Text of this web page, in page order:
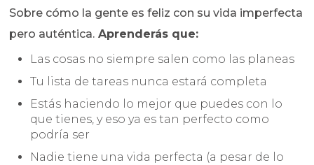
Sobre cómo la gente es feliz con su vida imperfecta
pero auténtica. Aprenderás que:
Las cosas no siempre salen como las planeas
Tu lista de tareas nunca estará completa
Estás haciendo lo mejor que puedes con lo
que tienes, y eso ya es tan perfecto como
podría ser
Nadie tiene una vida perfecta (a pesar de lo